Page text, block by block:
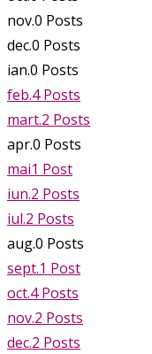
nov.0 Posts
dec.0 Posts
ian.0 Posts
feb.4 Posts
mart.2 Posts
apr.0 Posts
mai1 Post
iun.2 Posts
iul.2 Posts
aug.0 Posts
sept.1 Post
oct.4 Posts
nov.2 Posts
dec.2 Posts